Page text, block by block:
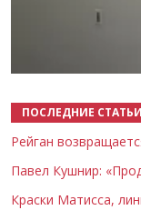
ПОСЛЕДНИЕ СТАТЬИ
Рейган
Павел Кушнир:
Краски Матисса,